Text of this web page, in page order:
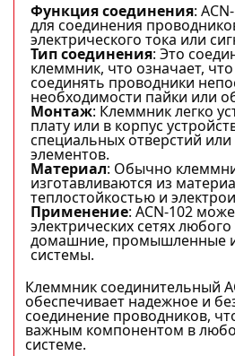
Функция соединения:
для соединения
электрического тока или
Тип соединения: Это
клеммник, что означает,
соединять проводники
необходимости пайки или
Монтаж: Клеммник легко
плату или в корпус
специальных отверстий
элементов.
Материал: Обычно
изготавливаются из
теплостойкостью и
Применение: ACN-102
электрических сетях
домашние, промышленные
системы.
Клеммник соединительный
обеспечивает надежное и
соединение проводников,
важным компонентом в
системе.